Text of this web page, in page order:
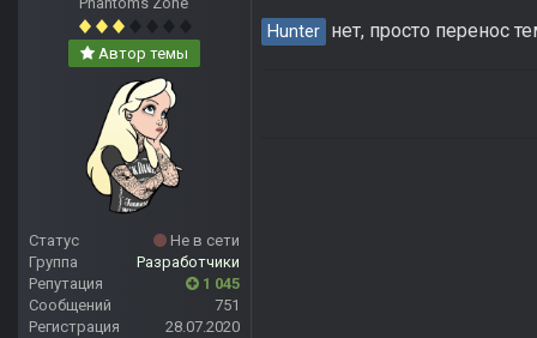
Автор темы
Статус
Не в сети
Группа
Разработчики
Репутация
1 045
Сообщений
751
Регистрация
28.07.2020
Hunter нет, просто перенос